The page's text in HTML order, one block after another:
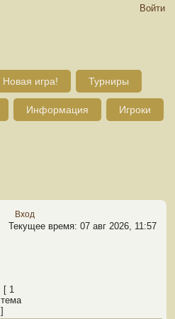
Войти
Новая игра! Турниры
Информация Игроки
Вход
Текущее время: 07 авг 2026, 11:57
[ 1
тема
]